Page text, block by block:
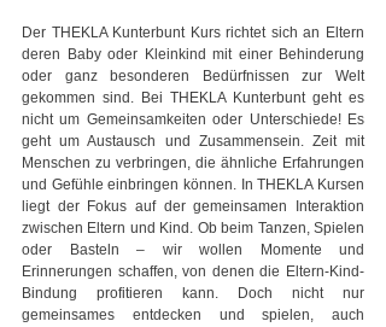
Der THEKLA Kunterbunt Kurs richtet sich an Eltern
deren Baby oder Kleinkind mit einer Behinderung
oder ganz besonderen Bedürfnissen zur Welt
gekommen sind. Bei THEKLA Kunterbunt geht es
nicht um Gemeinsamkeiten oder Unterschiede! Es
geht um Austausch und Zusammensein. Zeit mit
Menschen zu verbringen, die ähnliche Erfahrungen
und Gefühle einbringen können. In THEKLA Kursen
liegt der Fokus auf der gemeinsamen Interaktion
zwischen Eltern und Kind. Ob beim Tanzen, Spielen
oder Basteln – wir wollen Momente und
Erinnerungen schaffen, von denen die Eltern-Kind-
Bindung profitieren kann. Doch nicht nur
gemeinsames entdecken und spielen, auch